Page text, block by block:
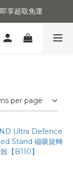
享超取免運
per page